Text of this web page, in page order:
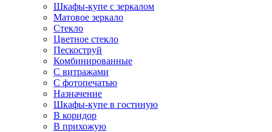
Шкафы-купе с зеркалом
Матовое зеркало
Стекло
Цветное стекло
Пескоструй
Комбинированные
С витражами
С фотопечатью
Назначение
Шкафы-купе в гостиную
В коридор
В прихожую